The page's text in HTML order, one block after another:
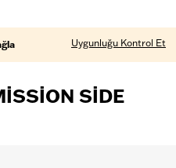
Uygunluğu Kontrol Et
SIDE